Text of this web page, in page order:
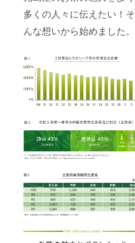
多くの人々に伝えたい！そ
んな想いから始めました。